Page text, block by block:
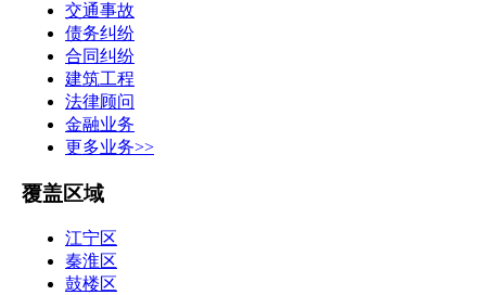
交通事故
债务纠纷
合同纠纷
建筑工程
法律顾问
金融业务
更多业务>>
覆盖区域
江宁区
秦淮区
鼓楼区